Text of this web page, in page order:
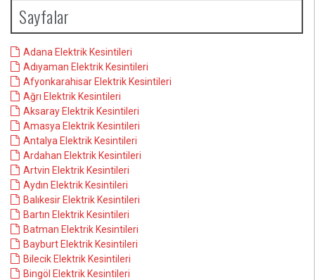
Sayfalar
Adana Elektrik Kesintileri
Adıyaman Elektrik Kesintileri
Afyonkarahisar Elektrik Kesintileri
Ağrı Elektrik Kesintileri
Aksaray Elektrik Kesintileri
Amasya Elektrik Kesintileri
Antalya Elektrik Kesintileri
Ardahan Elektrik Kesintileri
Artvin Elektrik Kesintileri
Aydın Elektrik Kesintileri
Balıkesir Elektrik Kesintileri
Bartın Elektrik Kesintileri
Batman Elektrik Kesintileri
Bayburt Elektrik Kesintileri
Bilecik Elektrik Kesintileri
Bingöl Elektrik Kesintileri